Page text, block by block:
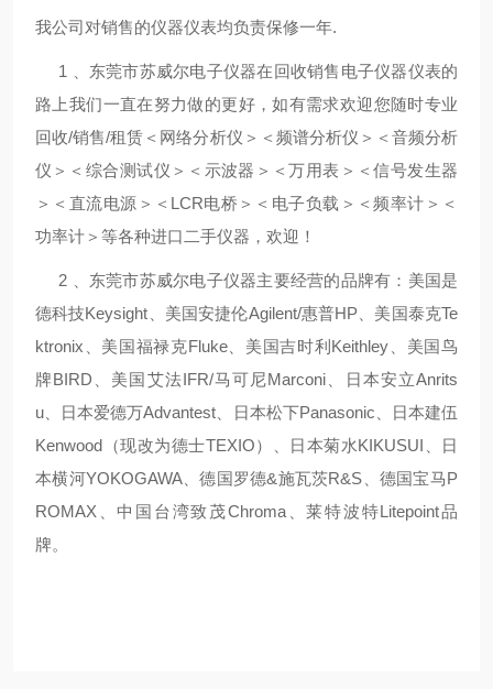
我公司对销售的仪器仪表均负责保修一年.
1 、东莞市苏威尔电子仪器在回收销售电子仪器仪表的
路上我们一直在努力做的更好，如有需求欢迎您随时专业
回收/销售/租赁＜网络分析仪＞＜频谱分析仪＞＜音频分析
仪＞＜综合测试仪＞＜示波器＞＜万用表＞＜信号发生器
＞＜直流电源＞＜LCR电桥＞＜电子负载＞＜频率计＞＜
功率计＞等各种进口二手仪器，欢迎！
2 、东莞市苏威尔电子仪器主要经营的品牌有：美国是
德科技Keysight、美国安捷伦Agilent/惠普HP、美国泰克Te
ktronix、美国福禄克Fluke、美国吉时利Keithley、美国鸟
牌BIRD、美国艾法IFR/马可尼Marconi、日本安立Anrits
u、日本爱德万Advantest、日本松下Panasonic、日本建伍
Kenwood（现改为德士TEXIO）、日本菊水KIKUSUI、日
本横河YOKOGAWA、德国罗德&施瓦茨R&S、德国宝马P
ROMAX、中国台湾致茂Chroma、莱特波特Litepoint品
牌。